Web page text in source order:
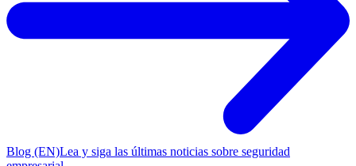
Blog (EN)Lea y siga las últimas noticias sobre seguridad